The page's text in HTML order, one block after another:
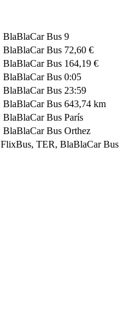
Bus 9
Bus 72,60 €
Bus 164,19 €
Bus 0:05
Bus 23:59
Bus 643,74 km
Bus París
Bus Orthez
FlixBus, TER, BlaBlaCar Bus
©CARTO, ©OpenStreetMapcontributors